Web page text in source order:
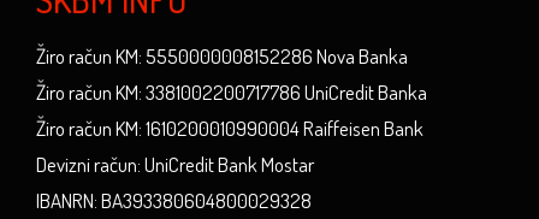
Žiro račun KM: 5550000008152286 Nova Banka
Žiro račun KM: 3381002200717786 UniCredit Banka
Žiro račun KM: 1610200010990004 Raiffeisen Bank
Devizni račun: UniCredit Bank Mostar
IBANRN: BA393380604800029328